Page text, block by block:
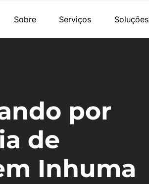
Sobre Serviços Soluções
por
de
Inhuma